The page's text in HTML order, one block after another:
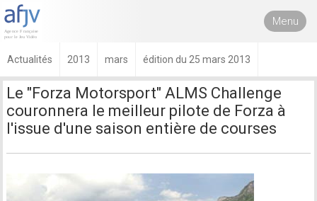
Menu
Actualités 2013 mars édition du 25 mars 2013
Le "Forza Motorsport" ALMS Challenge
couronnera le meilleur pilote de Forza à
l'issue d'une saison entière de courses